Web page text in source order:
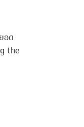
อด
the